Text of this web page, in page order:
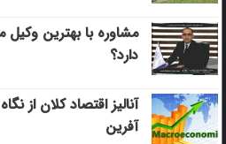
مشاوره با بهترین وکیل
دارد؟
آنالیز اقتصاد کلان از
آفرین